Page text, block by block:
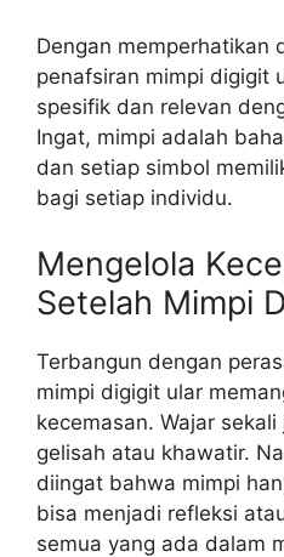
Dengan memperhatikan
penafsiran mimpi digigit
spesifik dan relevan
Ingat, mimpi adalah
dan setiap simbol
bagi setiap individu.
Mengelola
Setelah Mimpi
Terbangun dengan
mimpi digigit ular
kecemasan. Wajar
gelisah atau khawatir.
diingat bahwa mimpi
bisa menjadi refleksi
semua yang ada dalam